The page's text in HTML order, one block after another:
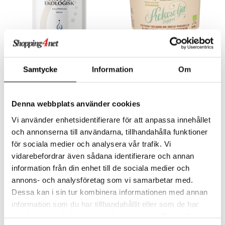
Samtycke Information Om
Denna webbplats använder cookies
Vi använder enhetsidentifierare för att anpassa innehållet
och annonserna till användarna, tillhandahålla funktioner
för sociala medier och analysera vår trafik. Vi
vidarebefordrar även sådana identifierare och annan
information från din enhet till de sociala medier och
annons- och analysföretag som vi samarbetar med.
Dessa kan i sin tur kombinera informationen med annan
information som du har tillhandahållit eller som de har
Ekologisk
HOLISTIC
16,97 5,31
eco